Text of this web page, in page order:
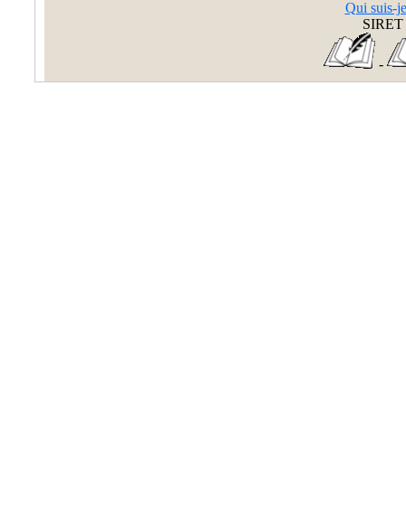
Qui suis-
SIRET
-